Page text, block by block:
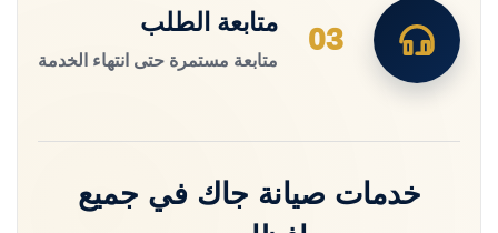
03
متابعة الطلب
متابعة مستمرة حتى انتهاء الخدمة
خدمات صيانة جاك في جميع